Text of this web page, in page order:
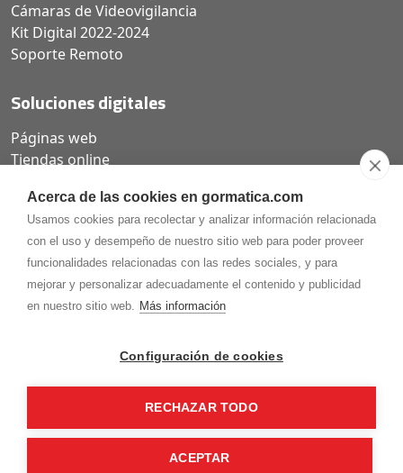
Acerca de las cookies en gormatica.com
Usamos cookies para recolectar y analizar información relacionada
con el uso y desempeño de nuestro sitio web para poder proveer
funcionalidades relacionadas con las redes sociales, y para
mejorar y personalizar adecuadamente el contenido y publicidad
en nuestro sitio web. Más información
Configuración de cookies
RECHAZAR TODO
ACEPTAR
Cámaras de Videovigilancia
Kit Digital 2022-2024
Soporte Remoto
Soluciones digitales
Páginas web
Tiendas online
975.368.262
Aviso Legal Política de privacidad
Gormaz Informática S.L.C/ Soria, 2 - El Burgo de Osma (Soria)
¡Síguenos en nuestras redes!